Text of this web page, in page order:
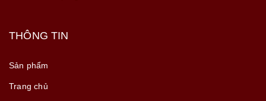
THÔNG TIN
Sản phẩm
Trang chủ